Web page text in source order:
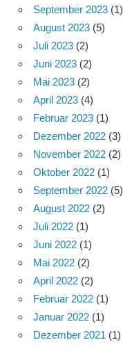
September 2023 (1)
August 2023 (5)
Juli 2023 (2)
Juni 2023 (2)
Mai 2023 (2)
April 2023 (4)
Februar 2023 (1)
Dezember 2022 (3)
November 2022 (2)
Oktober 2022 (1)
September 2022 (5)
August 2022 (2)
Juli 2022 (1)
Juni 2022 (1)
Mai 2022 (2)
April 2022 (2)
Februar 2022 (1)
Januar 2022 (1)
Dezember 2021 (1)